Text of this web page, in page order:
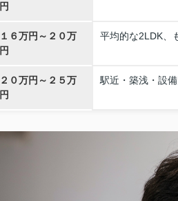
円
１６万円～２０万
円
平均的な2LDK、
２０万円～２５万
円
駅近・築浅・設